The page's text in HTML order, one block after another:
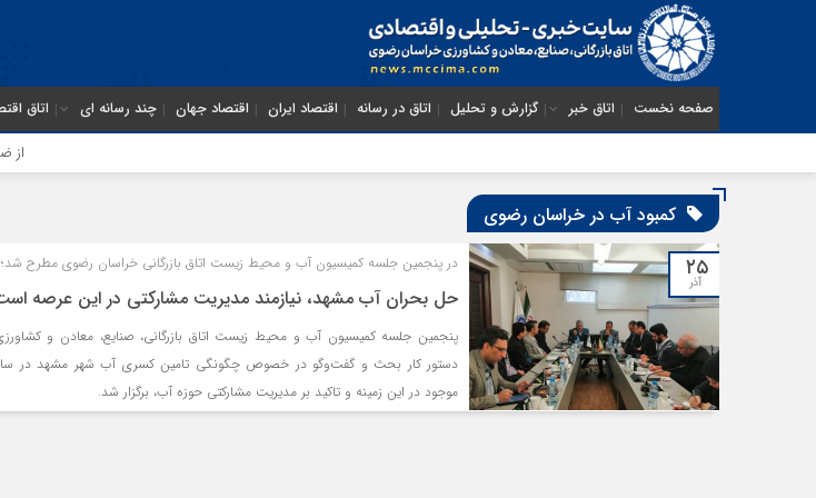
صفحه نخست اتاق خبر گزارش و تحلیل اتاق در رسانه اقتصاد ایران اقتصاد جهان چند رسانه ای اتاق
از
کمبود آب در خراسان رضوی
۲۵
آذر
در پنجمین جلسه کمیسیون آب و محیط زیست اتاق بازرگانی خراسان رضوی مطرح شد؛
حل بحران آب مشهد، نیازمند مدیریت مشارکتی در این عرصه
پنجمین جلسه کمیسیون آب و محیط زیست اتاق بازرگانی، صنایع، معادن و
موجود در این زمینه و تاکید بر مدیریت مشارکتی حوزه آب، برگزار شد.